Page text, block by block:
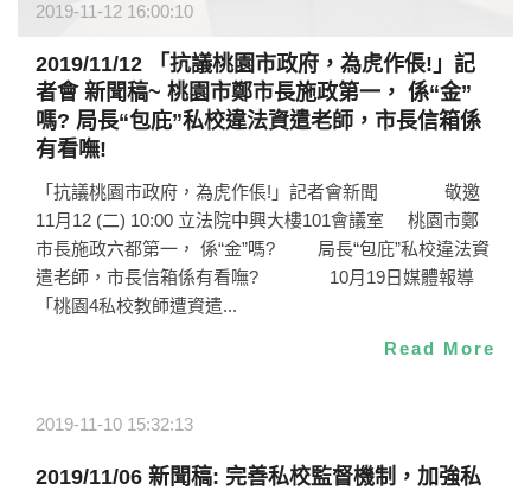
2019-11-12 16:00:10
2019/11/12 「抗議桃園市政府，為虎作倀!」記
者會 新聞稿~ 桃園市鄭市長施政第一， 係“金”
嗎? 局長“包庇”私校違法資遣老師，市長信箱係
有看嘸!
「抗議桃園市政府，為虎作倀!」記者會新聞 敬邀
11月12 (二) 10:00 立法院中興大樓101會議室 桃園市鄭
市長施政六都第一， 係“金”嗎? 局長“包庇”私校違法資
遣老師，市長信箱係有看嘸? 10月19日媒體報導
「桃園4私校教師遭資遣...
Read More
2019-11-10 15:32:13
2019/11/06 新聞稿: 完善私校監督機制，加強私